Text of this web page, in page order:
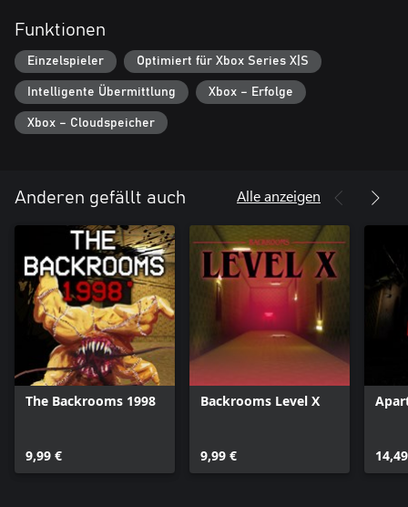
Funktionen
Einzelspieler Optimiert für Xbox Series X|S
Intelligente Übermittlung Xbox – Erfolge
Xbox – Cloudspeicher
Anderen gefällt auch Alle anzeigen
The Backrooms 1998
9,99 €
Backrooms Level X
9,99 €